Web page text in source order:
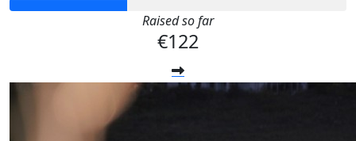
Raised so far
€122